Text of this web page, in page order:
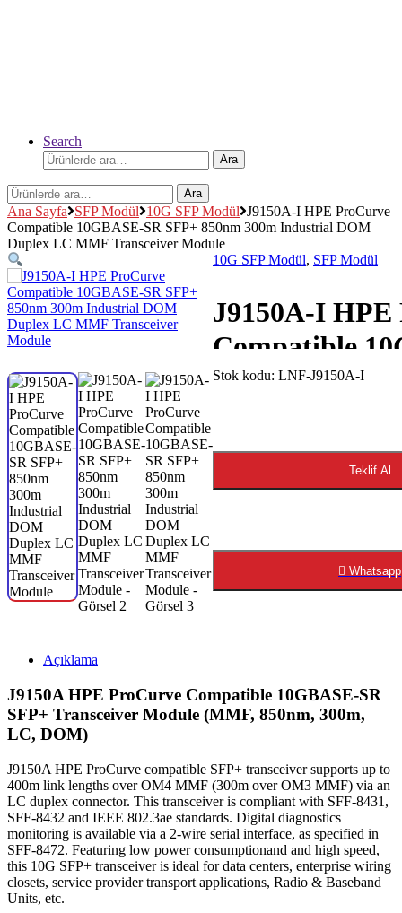
Search
Ara:
Ara
Ara: Ara
Ana Sayfa SFP Modül 10G SFP Modül J9150A-I HPE ProCurve
Compatible 10GBASE-SR SFP+ 850nm 300m Industrial DOM
Duplex LC MMF Transceiver Module
10G SFP Modül, SFP Modül
J9150A-I HPE
Compatible
SR SFP+
LC MMF
Module
Stok kodu: LNF-J9150A-I
Teklif Al
Whatsapp
Açıklama
J9150A HPE ProCurve Compatible 10GBASE-SR
SFP+ Transceiver Module (MMF, 850nm, 300m,
LC, DOM)
J9150A HPE ProCurve compatible SFP+ transceiver supports up to
400m link lengths over OM4 MMF (300m over OM3 MMF) via an
LC duplex connector. This transceiver is compliant with SFF-8431,
SFF-8432 and IEEE 802.3ae standards. Digital diagnostics
monitoring is available via a 2-wire serial interface, as specified in
SFF-8472. Featuring low power consumptionand and high speed,
this 10G SFP+ transceiver is ideal for data centers, enterprise wiring
closets, service provider transport applications, Radio & Baseband
Units, etc.